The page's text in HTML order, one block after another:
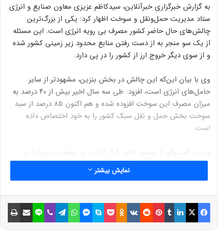
به گزارش خبرگزاری خبرآنلاین، سیدکاظم عزیزی معاون صنایع و انرژی
ستاد مدیریت حمل‌ونقل و سوخت اظهار کرد: یکی از بزرگ‌ترین
چالش‌های حال حاضر کشور مصرف بی رویه انرژی است. این مسئله
از یک سو منجر به از دست رفتن منابع محدود زیر زمینی کشور شده
و از سوی دیگر خروج ارز از کشور را در پی دارد.
وی با بیان این‌که این چالش در بخش بنزین، مشهودتر از سایر
حامل‌های انرژی است، افزود: طی سه سال اخیر بیش از ۴۰ درصد به
میزان مصرف این سوخت افزوده شده و هم اکنون ۸۵ درصد از سبد
سوخت بخش حمل و نقل سبک کشور را به خود اختصاص داده
است.
وی در گفت‌وگو با تسنیم تاکید کرد: از این رو مهم‌ترین رویکرد در
جهت کنترل مصرف بنزین، متنوع‌سازی سبد سوخت مصرفی و کاهش
سهم بنزین در این سبد با استفاده از راهکارهای مختلفی است که در
تاکید شده است.
معاون ستاد مدیریت حمل‌ونقل و سوخت کشور با اشاره به این‌که
نمایش بیشتر
فیسبوک ایکس لینکداین تامبلر پینتریست Reddit
VKontakte
Odnoklassniki پاکت اسکایپ مسنجر واتس آپ تلگرام وایبر لاین اشتراک گذاری با ایمیل